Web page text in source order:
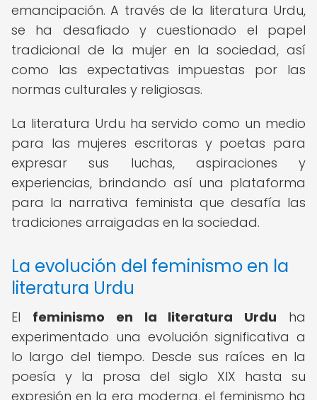
emancipación. A través de la literatura Urdu,
se ha desafiado y cuestionado el papel
tradicional de la mujer en la sociedad, así
como las expectativas impuestas por las
normas culturales y religiosas.
La literatura Urdu ha servido como un medio
para las mujeres escritoras y poetas para
expresar sus luchas, aspiraciones y
experiencias, brindando así una plataforma
para la narrativa feminista que desafía las
tradiciones arraigadas en la sociedad.
La evolución del feminismo en la
literatura Urdu
El feminismo en la literatura Urdu ha
experimentado una evolución significativa a
lo largo del tiempo. Desde sus raíces en la
poesía y la prosa del siglo XIX hasta su
expresión en la era moderna, el feminismo ha